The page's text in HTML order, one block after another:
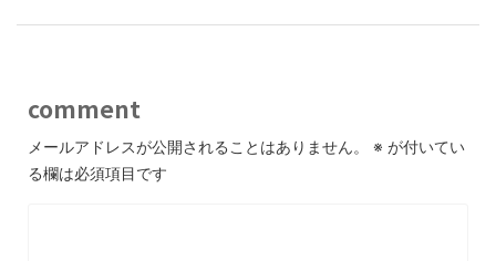
comment
メールアドレスが公開されることはありません。 ※ が付いてい
る欄は必須項目です